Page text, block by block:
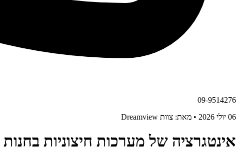
09-9514276
06 יולי 2026 • מאת: צוות Dreamview
אינטגרציה של מערכות חיצוניות בחנות